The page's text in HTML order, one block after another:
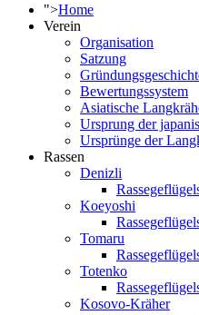
">Home
Verein
Organisation
Satzung
Bewertungssystem
Asiatische
Ursprung der
Ursprünge der
Rassen
Denizli
Koeyoshi
Tomaru
Totenko
Kosovo-Kräher